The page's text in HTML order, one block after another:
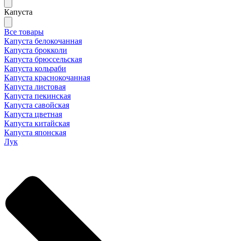
Капуста
Все товары
Капуста белокочанная
Капуста брокколи
Капуста брюссельская
Капуста кольраби
Капуста краснокочанная
Капуста листовая
Капуста пекинская
Капуста савойская
Капуста цветная
Капуста китайская
Капуста японская
Лук